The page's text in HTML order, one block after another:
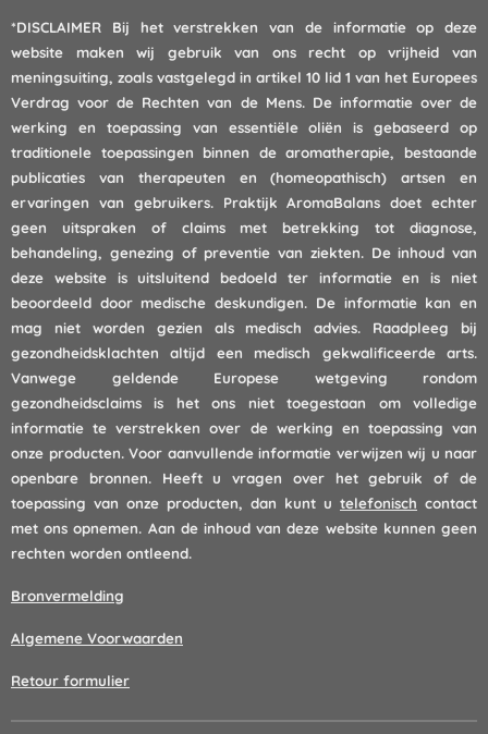
*DISCLAIMER
Bij het verstrekken van de informatie op deze
website maken wij gebruik van ons recht op vrijheid van
meningsuiting, zoals vastgelegd in artikel 10 lid 1 van het Europees
Verdrag voor de Rechten van de Mens. De informatie over de
werking en toepassing van essentiële oliën is gebaseerd op
traditionele toepassingen binnen de aromatherapie, bestaande
publicaties van therapeuten en (homeopathisch) artsen en
ervaringen van gebruikers. Praktijk AromaBalans doet echter
geen uitspraken of claims met betrekking tot diagnose,
behandeling, genezing of preventie van ziekten. De inhoud van
deze website is uitsluitend bedoeld ter informatie en is niet
beoordeeld door medische deskundigen. De informatie kan en
mag niet worden gezien als medisch advies. Raadpleeg bij
gezondheidsklachten altijd een medisch gekwalificeerde arts.
Vanwege geldende Europese wetgeving rondom
gezondheidsclaims is het ons niet toegestaan om volledige
informatie te verstrekken over de werking en toepassing van
onze producten. Voor aanvullende informatie verwijzen wij u naar
openbare bronnen. Heeft u vragen over het gebruik of de
toepassing van onze producten, dan kunt u telefonisch contact
met ons opnemen. Aan de inhoud van deze website kunnen geen
rechten worden ontleend.
Bronvermelding
Algemene Voorwaarden
Retour formulier